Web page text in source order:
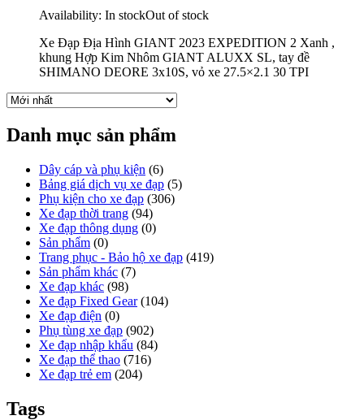
Availability: In stockOut of stock
Xe Đạp Địa Hình GIANT 2023 EXPEDITION 2 Xanh ,
khung Hợp Kim Nhôm GIANT ALUXX SL, tay đề
SHIMANO DEORE 3x10S, vỏ xe 27.5×2.1 30 TPI
Danh mục sản phẩm
Dây cáp và phụ kiện (6)
Bảng giá dịch vụ xe đạp (5)
Phụ kiện cho xe đạp (306)
Xe đạp thời trang (94)
Xe đạp thông dụng (0)
Sản phẩm (0)
Trang phục - Bảo hộ xe đạp (419)
Sản phẩm khác (7)
Xe đạp khác (98)
Xe đạp Fixed Gear (104)
Xe đạp điện (0)
Phụ tùng xe đạp (902)
Xe đạp nhập khẩu (84)
Xe đạp thể thao (716)
Xe đạp trẻ em (204)
Tags